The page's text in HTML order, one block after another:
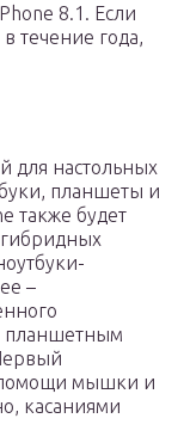
8.1. Если
течение года,
для настольных
планшеты и
также будет
гибридных
–
планшетным
помощи мышки и
касаниями